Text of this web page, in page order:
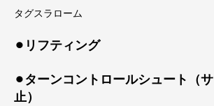
タグスラローム
⚫︎リフティング
⚫︎ターンコントロールシュート（
止）